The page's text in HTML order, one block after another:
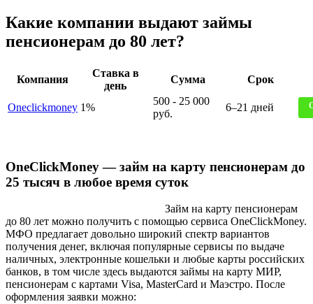
Какие компании выдают займы
пенсионерам до 80 лет?
Компания
Ставка в
день
Сумма Срок
Oneclickmoney 1%
500 - 25 000
руб.
6–21 дней
OneClickMoney — займ на карту пенсионерам до
25 тысяч в любое время суток
Займ на карту пенсионерам
до 80 лет можно получить с помощью сервиса OneClickMoney.
МФО предлагает довольно широкий спектр вариантов
получения денег, включая популярные сервисы по выдаче
наличных, электронные кошельки и любые карты российских
банков, в том числе здесь выдаются займы на карту МИР,
пенсионерам с картами Visa, MasterCard и Маэстро. После
оформления заявки можно: